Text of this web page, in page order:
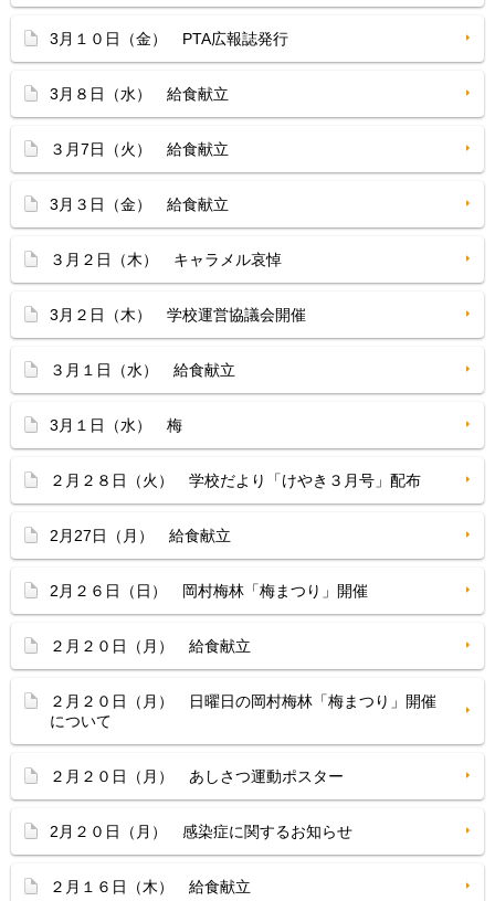
3月１０日（金） PTA広報誌発行
3月８日（水） 給食献立
３月7日（火） 給食献立
3月３日（金） 給食献立
３月２日（木） キャラメル哀悼
3月２日（木） 学校運営協議会開催
３月１日（水） 給食献立
3月１日（水） 梅
２月２８日（火） 学校だより「けやき３月号」配布
2月27日（月） 給食献立
2月２６日（日） 岡村梅林「梅まつり」開催
２月２０日（月） 給食献立
２月２０日（月） 日曜日の岡村梅林「梅まつり」開催
について
２月２０日（月） あしさつ運動ポスター
2月２０日（月） 感染症に関するお知らせ
２月１６日（木） 給食献立